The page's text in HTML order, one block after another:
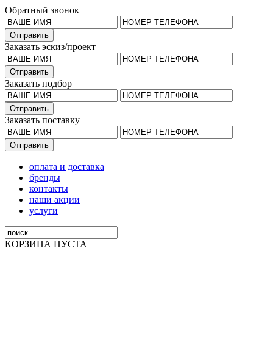
Обратный звонок
Заказать эскиз/проект
Заказать подбор
Заказать поставку
оплата и доставка
бренды
контакты
наши акции
услуги
КОРЗИНА ПУСТА